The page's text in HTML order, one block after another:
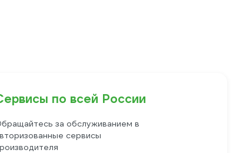
по всей России
за обслуживанием в
сервисы